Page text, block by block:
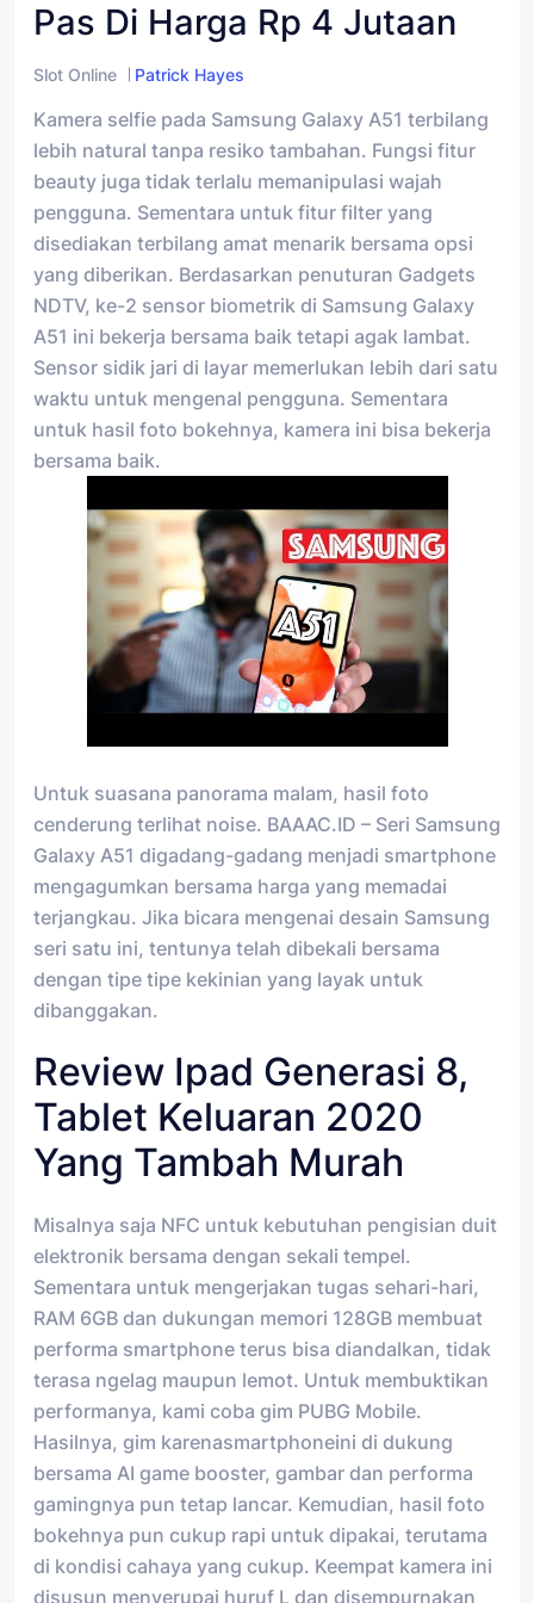
Pas Di Harga Rp 4 Jutaan
Slot Online Patrick Hayes
Kamera selfie pada Samsung Galaxy A51 terbilang
lebih natural tanpa resiko tambahan. Fungsi fitur
beauty juga tidak terlalu memanipulasi wajah
pengguna. Sementara untuk fitur filter yang
disediakan terbilang amat menarik bersama opsi
yang diberikan. Berdasarkan penuturan Gadgets
NDTV, ke-2 sensor biometrik di Samsung Galaxy
A51 ini bekerja bersama baik tetapi agak lambat.
Sensor sidik jari di layar memerlukan lebih dari satu
waktu untuk mengenal pengguna. Sementara
untuk hasil foto bokehnya, kamera ini bisa bekerja
bersama baik.
Untuk suasana panorama malam, hasil foto
cenderung terlihat noise. BAAAC.ID – Seri Samsung
Galaxy A51 digadang-gadang menjadi smartphone
mengagumkan bersama harga yang memadai
terjangkau. Jika bicara mengenai desain Samsung
seri satu ini, tentunya telah dibekali bersama
dengan tipe tipe kekinian yang layak untuk
dibanggakan.
Review Ipad Generasi 8,
Tablet Keluaran 2020
Yang Tambah Murah
Misalnya saja NFC untuk kebutuhan pengisian duit
elektronik bersama dengan sekali tempel.
Sementara untuk mengerjakan tugas sehari-hari,
RAM 6GB dan dukungan memori 128GB membuat
performa smartphone terus bisa diandalkan, tidak
terasa ngelag maupun lemot. Untuk membuktikan
performanya, kami coba gim PUBG Mobile.
Hasilnya, gim karenasmartphoneini di dukung
bersama AI game booster, gambar dan performa
gamingnya pun tetap lancar. Kemudian, hasil foto
bokehnya pun cukup rapi untuk dipakai, terutama
di kondisi cahaya yang cukup. Keempat kamera ini
disusun menyerupai huruf L dan disempurnakan